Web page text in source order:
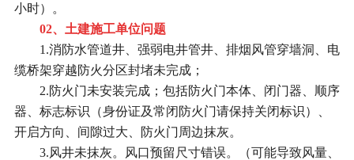
小时）。
02、土建施工单位问题
1.消防水管道井、强弱电井管井、排烟风管穿墙洞、电
缆桥架穿越防火分区封堵未完成；
2.防火门未安装完成；包括防火门本体、闭门器、顺序
器、标志标识（身份证及常闭防火门请保持关闭标识）、
开启方向、间隙过大、防火门周边抹灰。
3.风井未抹灰。风口预留尺寸错误。（可能导致风量、